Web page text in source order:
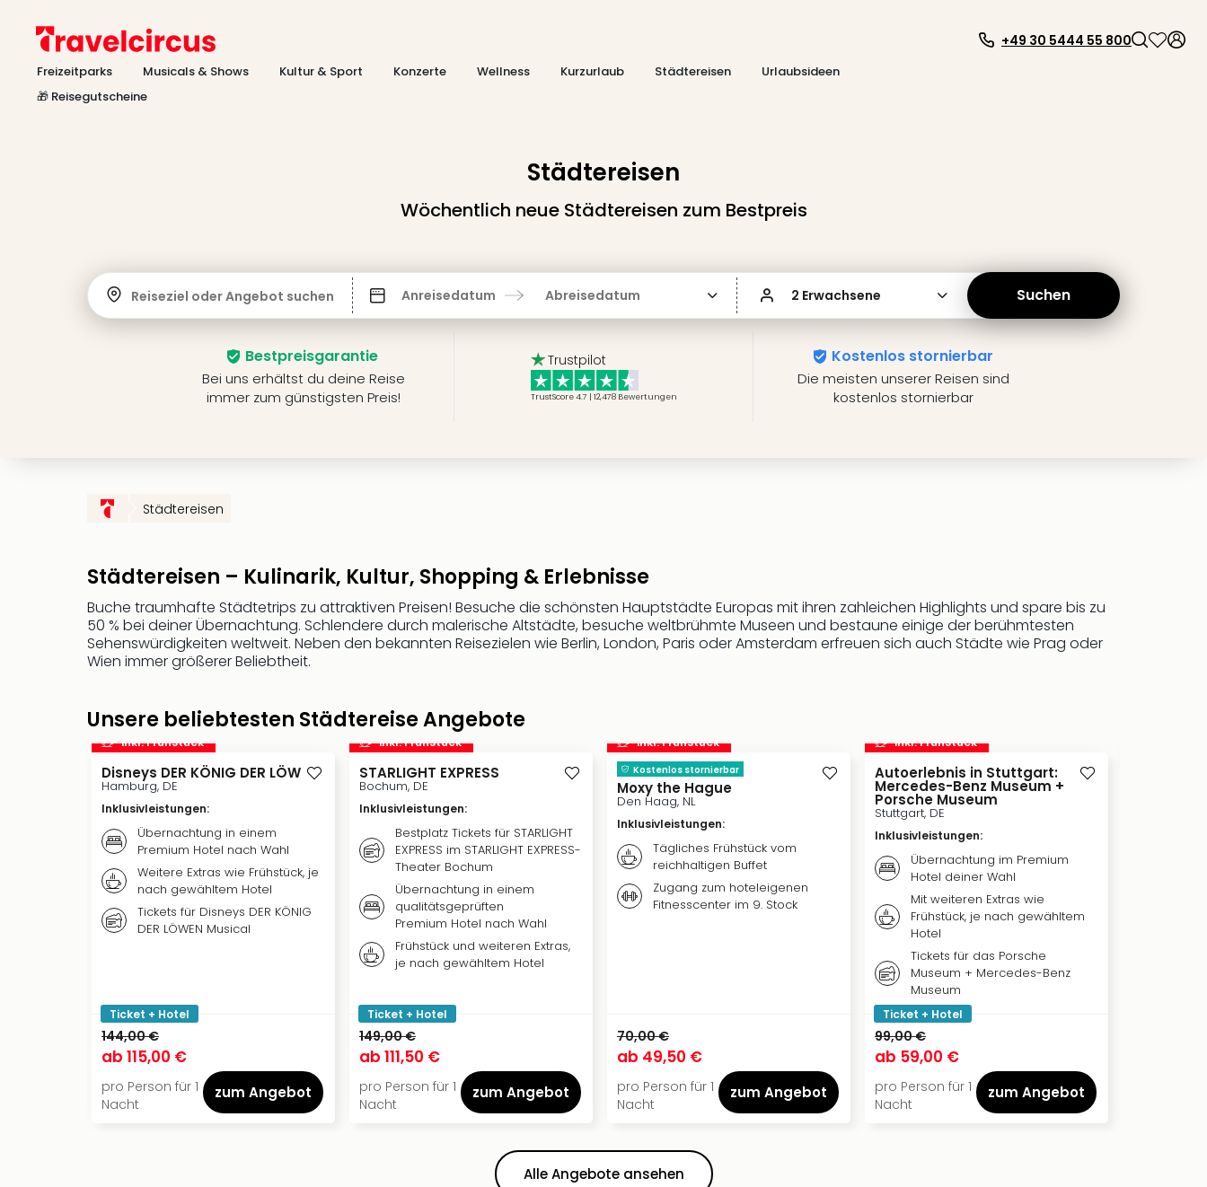
Freizeitparks Musicals & Shows Kultur & Sport Konzerte Wellness Kurzurlaub Städtereisen
Urlaubsideen
🎁 Reisegutscheine
+49 30 5444 55 800
Städtereisen
Wöchentlich neue Städtereisen zum Bestpreis
Reiseziel oder Angebot suchen Anreisedatum Abreisedatum 2 Erwachsene Suchen
Bestpreisgarantie
Bei uns erhältst du deine Reise
immer zum günstigsten Preis!
Trustpilot
TrustScore 4.7 | 12,478 Bewertungen
Kostenlos stornierbar
Die meisten unserer Reisen sind
kostenlos stornierbar
Städtereisen
Städtereisen – Kulinarik, Kultur, Shopping & Erlebnisse
Buche traumhafte Städtetrips zu attraktiven Preisen! Besuche die schönsten Hauptstädte Europas mit ihren zahleichen Highlights und spare bis zu
50 % bei deiner Übernachtung. Schlendere durch malerische Altstädte, besuche weltbrühmte Museen und bestaune einige der berühmtesten
Sehenswürdigkeiten weltweit. Neben den bekannten Reisezielen wie Berlin, London, Paris oder Amsterdam erfreuen sich auch Städte wie Prag oder
Wien immer größerer Beliebtheit.
Unsere beliebtesten Städtereise Angebote
inkl. Frühstück
Disneys DER KÖNIG DER LÖWEN
Hamburg, DE
Inklusivleistungen:
Übernachtung in einem
Premium Hotel nach Wahl
Weitere Extras wie Frühstück, je
nach gewähltem Hotel
Tickets für Disneys DER KÖNIG
DER LÖWEN Musical
Ticket + Hotel
144,00 €
ab 115,00 €
pro Person für 1
Nacht
zum Angebot
inkl. Frühstück
STARLIGHT EXPRESS
Bochum, DE
Inklusivleistungen:
Bestplatz Tickets für STARLIGHT
EXPRESS im STARLIGHT EXPRESS-
Theater Bochum
Übernachtung in einem
qualitätsgeprüften
Premium Hotel nach Wahl
Frühstück und weiteren Extras,
je nach gewähltem Hotel
Ticket + Hotel
149,00 €
ab 111,50 €
pro Person für 1
Nacht
zum Angebot
inkl. Frühstück
Kostenlos stornierbar
Moxy the Hague
Den Haag, NL
Inklusivleistungen:
Tägliches Frühstück vom
reichhaltigen Buffet
Zugang zum hoteleigenen
Fitnesscenter im 9. Stock
70,00 €
ab 49,50 €
pro Person für 1
Nacht
zum Angebot
inkl. Frühstück
Autoerlebnis in Stuttgart:
Mercedes-Benz Museum +
Porsche Museum
Stuttgart, DE
Inklusivleistungen:
Übernachtung im Premium
Hotel deiner Wahl
Mit weiteren Extras wie
Frühstück, je nach gewähltem
Hotel
Tickets für das Porsche
Museum + Mercedes-Benz
Museum
Ticket + Hotel
99,00 €
ab 59,00 €
pro Person für 1
Nacht
zum Angebot
Alle Angebote ansehen